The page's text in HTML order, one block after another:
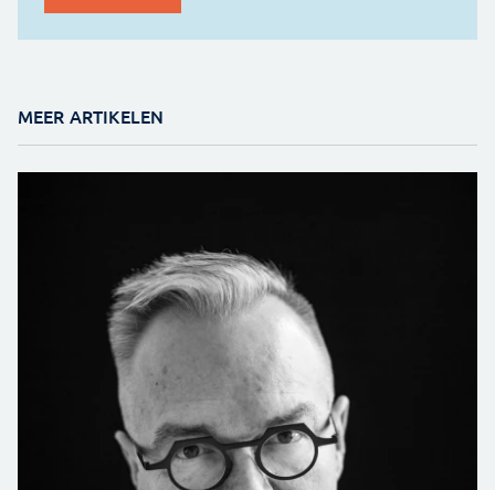
MEER ARTIKELEN